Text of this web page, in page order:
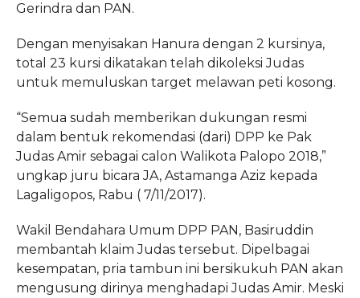
Gerindra dan PAN.
Dengan menyisakan Hanura dengan 2 kursinya,
total 23 kursi dikatakan telah dikoleksi Judas
untuk memuluskan target melawan peti kosong.
“Semua sudah memberikan dukungan resmi
dalam bentuk rekomendasi (dari) DPP ke Pak
Judas Amir sebagai calon Walikota Palopo 2018,”
ungkap juru bicara JA, Astamanga Aziz kepada
Lagaligopos, Rabu ( 7/11/2017).
Wakil Bendahara Umum DPP PAN, Basiruddin
membantah klaim Judas tersebut. Dipelbagai
kesempatan, pria tambun ini bersikukuh PAN akan
mengusung dirinya menghadapi Judas Amir. Meski